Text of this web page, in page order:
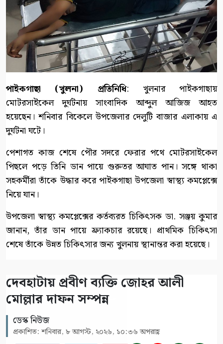
পাইকগাছা (খুলনা) প্রতিনিধি: খুলনার পাইকগাছায়
মোটরসাইকেল দুর্ঘটনায় সাংবাদিক আব্দুল আজিজ আহত
হয়েছেন। শনিবার বিকেলে উপজেলার দেলুটি বাজার এলাকায় এ
দুর্ঘটনা ঘটে।
পেশাগত কাজ শেষে পৌর সদরে ফেরার পথে মোটরসাইকেল
পিছলে পড়ে তিনি ডান পায়ে গুরুতর আঘাত পান। সঙ্গে থাকা
সহকর্মীরা তাঁকে উদ্ধার করে পাইকগাছা উপজেলা স্বাস্থ্য কমপ্লেক্সে
নিয়ে যান।
উপজেলা স্বাস্থ্য কমপ্লেক্সের কর্তব্যরত চিকিৎসক ডা. সঞ্জয় কুমার
জানান, তাঁর ডান পায়ে ফ্র্যাকচার রয়েছে। প্রাথমিক চিকিৎসা
শেষে তাঁকে উন্নত চিকিৎসার জন্য খুলনায় স্থানান্তর করা হয়েছে।
দেবহাটায় প্রবীণ ব্যক্তি জোহর আলী
মোল্লার দাফন সম্পন্ন
ডেস্ক নিউজ
প্রকাশিত: শনিবার, ৮ আগস্ট, ২০২৬, ১০:৩৬ অপরাহ্ণ